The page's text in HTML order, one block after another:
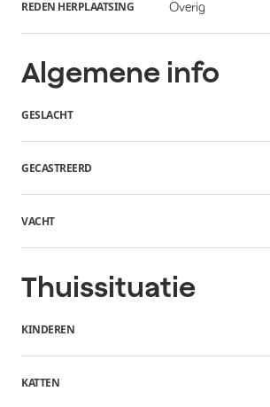
REDEN HERPLAATSING Overig
Algemene info
GESLACHT
GECASTREERD
VACHT
Thuissituatie
KINDEREN
KATTEN